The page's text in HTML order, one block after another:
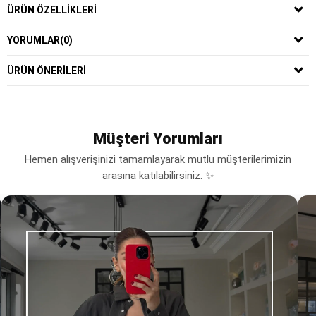
ÜRÜN ÖZELLIKLERI
YORUMLAR(0)
ÜRÜN ÖNERILERI
Müşteri Yorumları
Hemen alışverişinizi tamamlayarak mutlu müşterilerimizin
arasına katılabilirsiniz. ✨